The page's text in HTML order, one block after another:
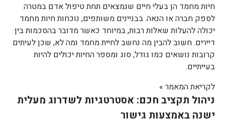
חיות מחמד הן בעלי חיים שנמצאים תחת טיפול אדם במטרה
לספק חברה או הנאה. בבניינים משותפים, נוכחות חיות מחמד
יכולה להעלות שאלות רבות, במיוחד כאשר מדובר בהסכמות בין
דיירים. חשוב להבין מה נחשב לחיית מחמד ומה לא, שכן לעיתים
קרובות נושאים כמו גודל, סוג ומספר החיות יכולים להיות
בעייתיים.
לקריאת המאמר »
ניהול תקציב חכם: אסטרטגיות לשדרוג מעלית
ישנה באמצעות גישור